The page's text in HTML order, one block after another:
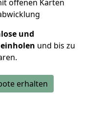
offenen Karten
und
und bis zu
erhalten